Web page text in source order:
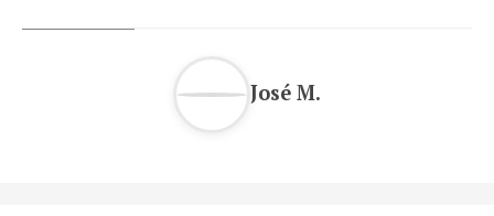
José M.